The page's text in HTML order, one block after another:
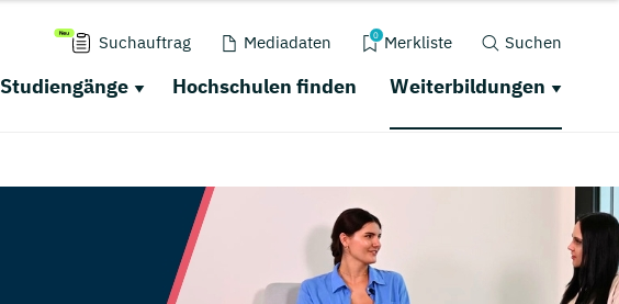
Suchauftrag Mediadaten 0 Merkliste Suchen
Studiengänge Hochschulen finden Weiterbildungen